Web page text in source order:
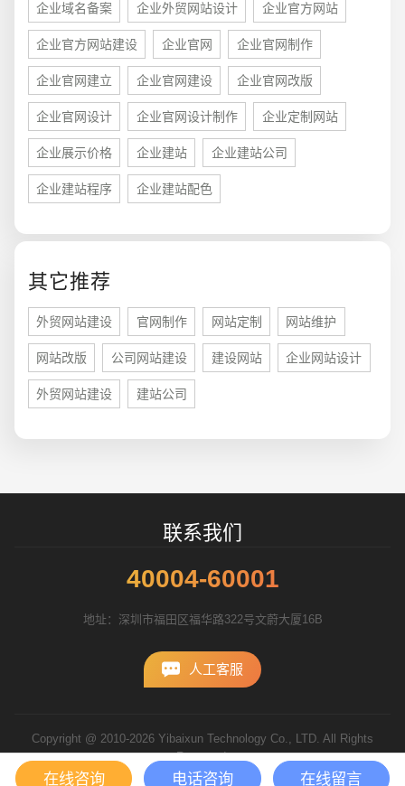
企业域名备案 企业外贸网站设计 企业官方网站
企业官方网站建设 企业官网 企业官网制作
企业官网建立 企业官网建设 企业官网改版
企业官网设计 企业官网设计制作 企业定制网站
企业展示价格 企业建站 企业建站公司
企业建站程序 企业建站配色
其它推荐
外贸网站建设 官网制作 网站定制 网站维护
网站改版 公司网站建设 建设网站 企业网站设计
外贸网站建设 建站公司
联系我们
40004-60001
地址：深圳市福田区福华路322号文蔚大厦16B
人工客服
Copyright @ 2010-2026 Yibaixun Technology Co., LTD. All Rights
Reserved.
粤ICP备10056793号
您的预算 1万-3万
招标项目
在线咨询 电话咨询 在线留言